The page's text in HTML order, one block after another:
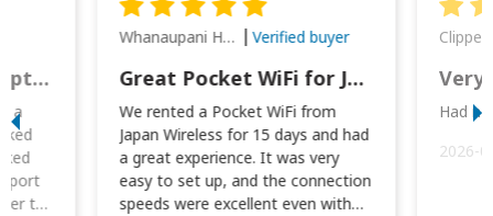
This was wonderful option to a family of four. Everything worked smoothly.
a
to
Whanaupani Henry Joseph Macown Verified buyer
Great Pocket WiFi for Japan Travel
We rented a Pocket WiFi from
Japan Wireless for 15 days and had
a great experience. It was very
easy to set up, and the connection
speeds were excellent even with
Very
Had
2026-